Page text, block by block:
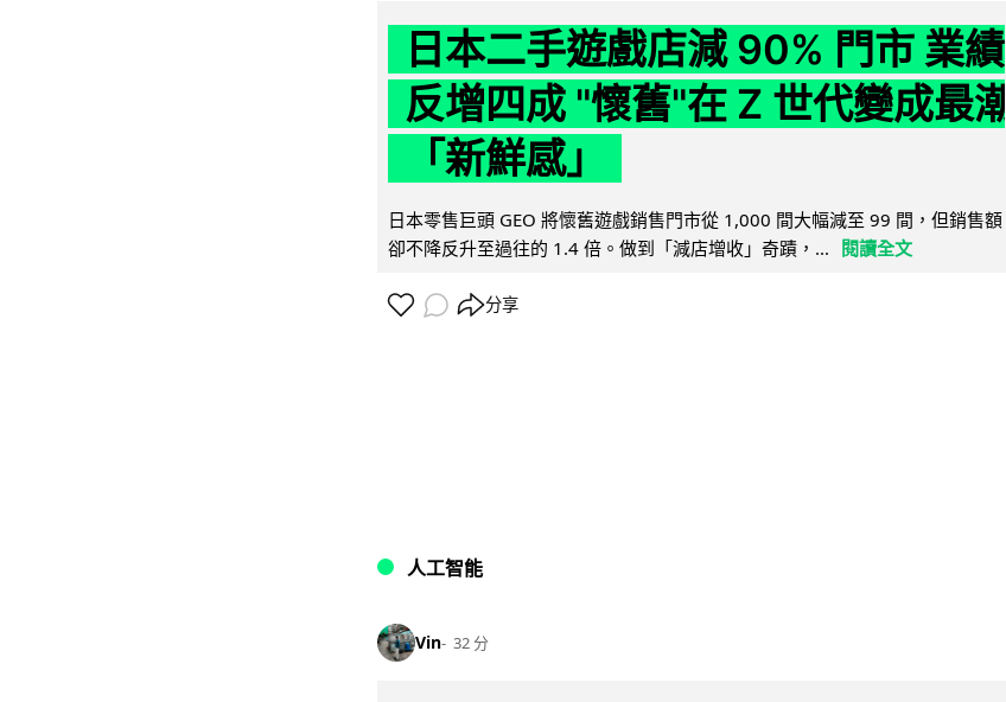
日本二手遊戲店減 90% 門市 業績
反增四成 "懷舊"在 Z 世代變成最潮
「新鮮感」
日本零售巨頭 GEO 將懷舊遊戲銷售門市從 1,000 間大幅減至 99 間，但銷售額
卻不降反升至過往的 1.4 倍。做到「減店增收」奇蹟，... 閱讀全文
分享
人工智能
Vin 32 分